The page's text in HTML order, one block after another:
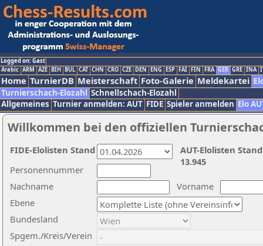
Logged on: Gast
Arabic ARM AZE BIH BUL CAT CHN CRO CZE DEN ENG ESP FAI FIN FRA GER GRE INA
Home TurnierDB Meisterschaft Foto-Galerie Meldekartei
Turnierschach-Elozahl Schnellschach-Elozahl
Allgemeines Turnier anmelden: AUT FIDE Spieler anmelden Elo
Willkommen bei den offiziellen
Nachname
Vorname
Ebene
Personennummer
Bundesland
Spgem./Kreis/Verein
AUT-Elolisten
13.945
FIDE-Elolisten Stand